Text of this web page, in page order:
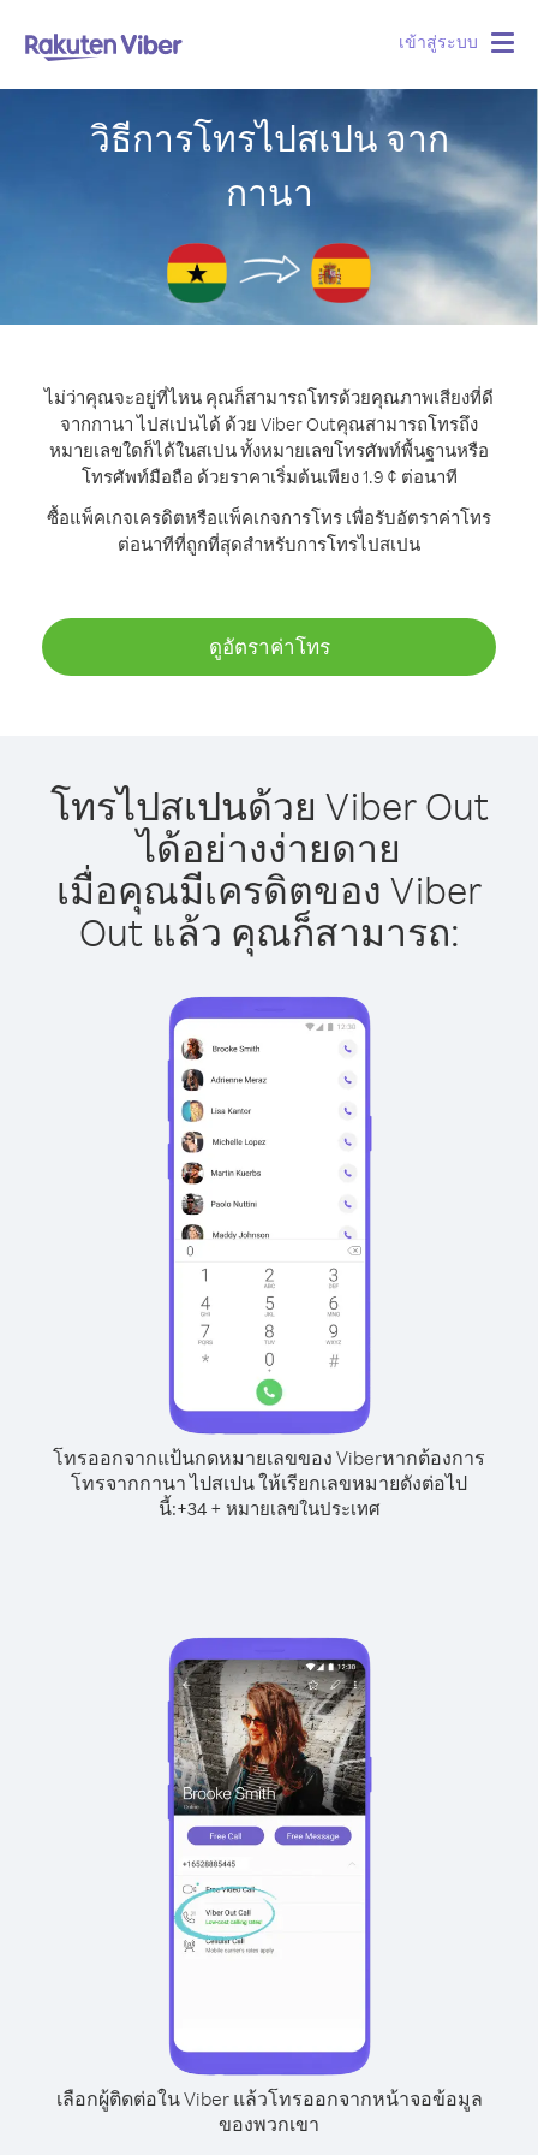
เข้าสู่ระบบ
วิธีการโทรไปสเปน จาก
กานา
ไม่ว่าคุณจะอยู่ที่ไหน คุณก็สามารถโทรด้วยคุณภาพเสียงที่ดี
จากกานา ไปสเปนได้ ด้วย Viber Outคุณสามารถโทรถึง
หมายเลขใดก็ได้ในสเปน ทั้งหมายเลขโทรศัพท์พื้นฐานหรือ
โทรศัพท์มือถือ ด้วยราคาเริ่มต้นเพียง 1.9 ¢ ต่อนาที
ซื้อแพ็คเกจเครดิตหรือแพ็คเกจการโทร เพื่อรับอัตราค่าโทร
ต่อนาทีที่ถูกที่สุดสำหรับการโทรไปสเปน
ดูอัตราค่าโทร
โทรไปสเปนด้วย Viber Out
ได้อย่างง่ายดาย
เมื่อคุณมีเครดิตของ Viber
Out แล้ว คุณก็สามารถ:
โทรออกจากแป้นกดหมายเลขของ Viberหากต้องการ
โทรจากกานา ไปสเปน ให้เรียกเลขหมายดังต่อไป
นี้:+34+ หมายเลขในประเทศ
เลือกผู้ติดต่อใน Viber แล้วโทรออกจากหน้าจอข้อมูล
ของพวกเขา